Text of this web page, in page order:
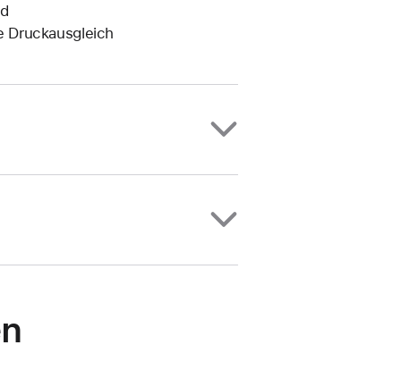
Druckausgleich